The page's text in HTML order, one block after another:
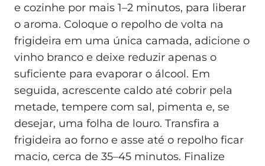
e cozinhe por mais 1–2 minutos, para liberar
o aroma. Coloque o repolho de volta na
frigideira em uma única camada, adicione o
vinho branco e deixe reduzir apenas o
suficiente para evaporar o álcool. Em
seguida, acrescente caldo até cobrir pela
metade, tempere com sal, pimenta e, se
desejar, uma folha de louro. Transfira a
frigideira ao forno e asse até o repolho ficar
macio, cerca de 35–45 minutos. Finalize